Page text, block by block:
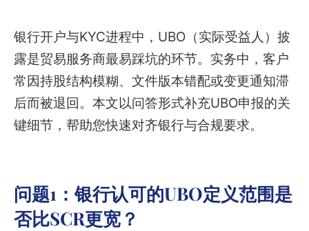
银行开户与KYC进程中，UBO（实际受益人）披
露是贸易服务商最易踩坑的环节。实务中，客户
常因持股结构模糊、文件版本错配或变更通知滞
后而被退回。本文以问答形式补充UBO申报的关
键细节，帮助您快速对齐银行与合规要求。
问题1：银行认可的UBO定义范围是
否比SCR更宽？